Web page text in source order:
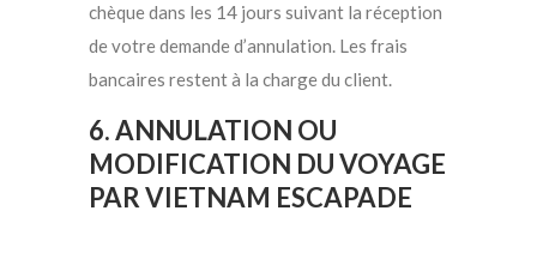
chèque dans les 14 jours suivant la réception
de votre demande d’annulation. Les frais
bancaires restent à la charge du client.
6. ANNULATION OU
MODIFICATION DU VOYAGE
PAR VIETNAM ESCAPADE